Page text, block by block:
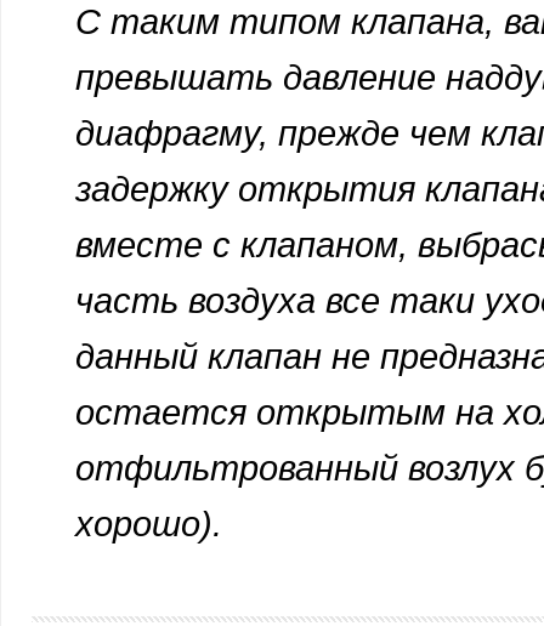
С таким типом клапана,
превышать давление
диафрагму, прежде чем
задержку открытия
вместе с клапаном,
часть воздуха все таки
данный клапан не
остается открытым на
отфильтрованный возлух
хорошо).